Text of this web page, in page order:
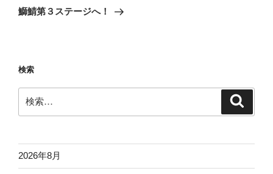
ゲ
ン
の
鰤鯖第３ステージへ！
検索
索:
2026年8月